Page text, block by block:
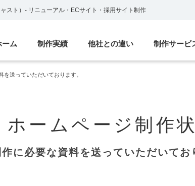
スト）- リニューアル・ECサイト・採用サイト制作
ーム 制作実績 他社との違い 制作サービ
を送っていただいております。
ホームページ制作
に必要な資料を送っていただいてお